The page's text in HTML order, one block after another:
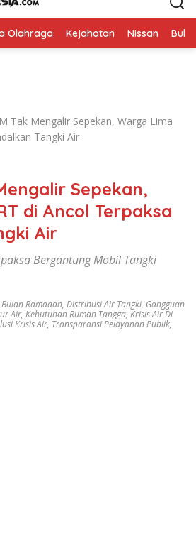
Olahraga Kejahatan Nissan
Tak Mengalir Sepekan, Warga Lima
Tangki Air
Sepekan,
di Ancol Terpaksa
Air
Bergantung Mobil Tangki
Ramadan, Distribusi Air Tangki, Gangguan
Air, Kebutuhan Rumah Tangga, Krisis Air Di
Krisis Air, Transparansi Pelayanan Publik,